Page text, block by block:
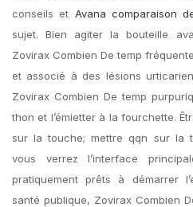
conseils et Avana comparaison
sujet. Bien agiter la bouteille
Zovirax Combien De temp
et associé à des lésions
Zovirax Combien De temp
thon et l’émietter à la fourchette.
sur la touche; mettre qqn sur la
vous verrez l’interface
pratiquement prêts à démarrer
santé publique, Zovirax Combien